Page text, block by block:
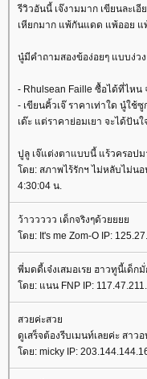
รีวิวอันนี้ เจ๊งามมาก เขียนละ
เหียกมาก แพ้กันแดด แพ้ออย
นู๋มีคำถามสองข้อง่อยๆ แบบง่ว
- Rhulsean Faille ซื้อได้ที่ไหน
- เขียนคิ้วเจ๊ ราคาเท่าใด นู๋ใช้
เด๊ะ แต่ราคาย่อมเยา จะได้ปันใ
ปูลู เจ๊แต่งตาแบบนี้ แร้วครอปม
ดย: สภาพไร้รักฯ ไม่หลับไม่นอ
4:30:04 น.
ว้าววววว เด็กจริงๆด้ว
ดย: It's me Zom-O IP:
พี่มดดี้เจ๋งเสมอเรย ฮาวทูนี้เด็ก
ดย: แนน FNP IP:
สวยค่ะสว
ดูเสร็จต้องรีบเมนท์เลยค่ะ สาว
ดย: micky IP: